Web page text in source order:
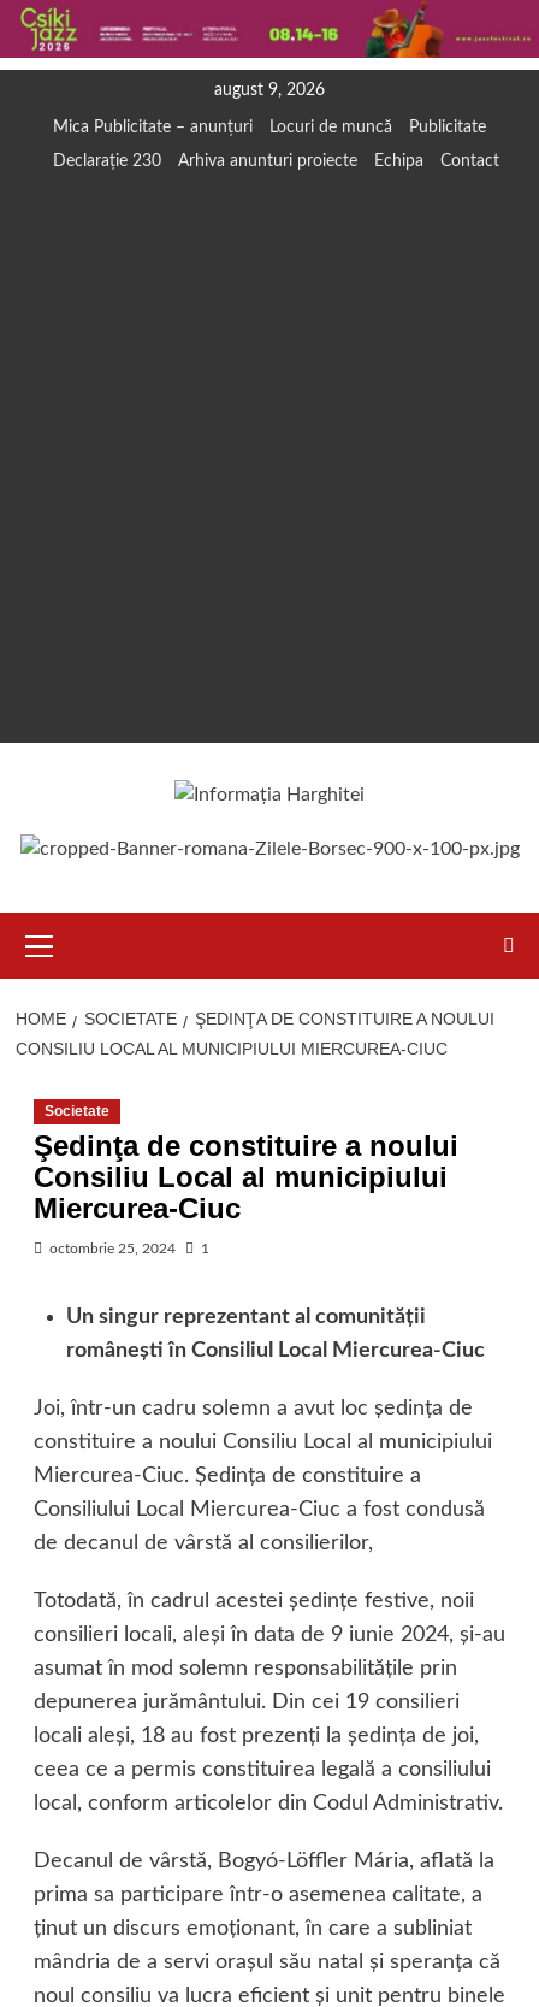
august 9, 2026
Mica Publicitate – anunțuri Locuri de muncă
Publicitate
Declarație 230
Arhiva anunturi proiecte Echipa Contact
Menu
HOME SOCIETATE
ŞEDINŢA DE CONSTITUIRE A NOULUI
CONSILIU LOCAL AL MUNICIPIULUI MIERCUREA-CIUC
Societate
Şedinţa de constituire a noului
Consiliu Local al municipiului
Miercurea-Ciuc
octombrie 25, 2024 1
Un singur reprezentant al comunităţii
româneşti în Consiliul Local Miercurea-Ciuc
Joi, într-un cadru solemn a avut loc şedinţa de
constituire a noului Consiliu Local al municipiului
Miercurea-Ciuc. Şedinţa de constituire a
Consiliului Local Miercurea-Ciuc a fost condusă
de decanul de vârstă al consilierilor,
Totodată, în cadrul acestei şedinţe festive, noii
consilieri locali, aleşi în data de 9 iunie 2024, şi-au
asumat în mod solemn responsabilităţile prin
depunerea jurământului. Din cei 19 consilieri
locali aleşi, 18 au fost prezenţi la şedinţa de joi,
ceea ce a permis constituirea legală a consiliului
local, conform articolelor din Codul Administrativ.
Decanul de vârstă, Bogyó-Löffler Mária, aflată la
prima sa participare într-o asemenea calitate, a
ţinut un discurs emoţionant, în care a subliniat
mândria de a servi oraşul său natal şi speranţa că
noul consiliu va lucra eficient şi unit pentru binele